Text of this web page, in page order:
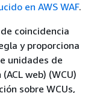
en AWS WAF.
coincidencia
y proporciona
unidades de
web) (WCU)
sobre WCUs,